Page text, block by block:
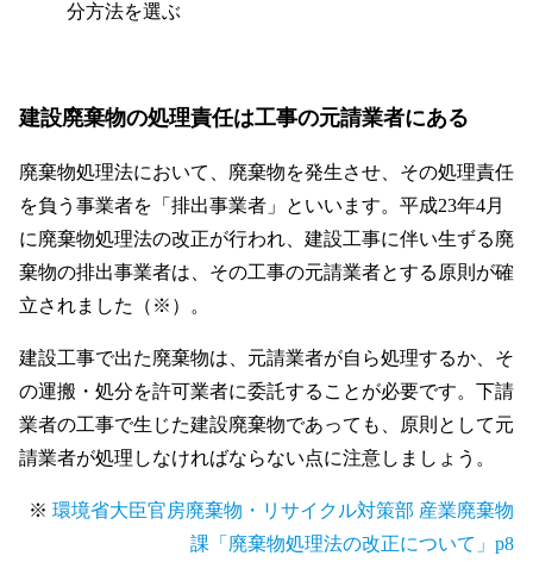
分方法を選ぶ
建設廃棄物の処理責任は工事の元請業者にある
廃棄物処理法において、廃棄物を発生させ、その処理責任
を負う事業者を「排出事業者」といいます。平成23年4月
に廃棄物処理法の改正が行われ、建設工事に伴い生ずる廃
棄物の排出事業者は、その工事の元請業者とする原則が確
立されました（※）。
建設工事で出た廃棄物は、元請業者が自ら処理するか、そ
の運搬・処分を許可業者に委託することが必要です。下請
業者の工事で生じた建設廃棄物であっても、原則として元
請業者が処理しなければならない点に注意しましょう。
※ 環境省大臣官房廃棄物・リサイクル対策部 産業廃棄物
課「廃棄物処理法の改正について」p8